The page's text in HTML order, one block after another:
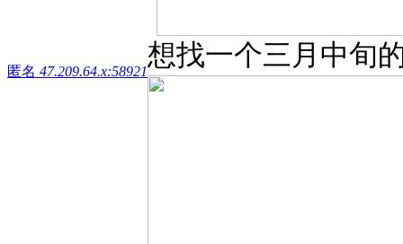
匿名 47.209.64.x:58921
想找一个三月中旬